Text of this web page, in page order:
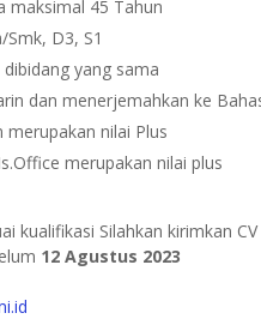
maksimal 45 Tahun
D3, S1
yang sama
dan menerjemahkan ke
nilai Plus
merupakan nilai plus
kualifikasi Silahkan kirimkan
12 Agustus 2023